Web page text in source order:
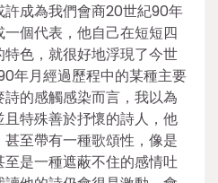
許成為我們會商20世紀90年
個代表，他自己在短短四
色，就很好地浮現了今世
年月經過歷程中的某種主要
的感觸感染而言，我以為
特殊善於抒懷的詩人，他
至帶有一種歌頌性，像是
是一種遮蔽不住的感情吐